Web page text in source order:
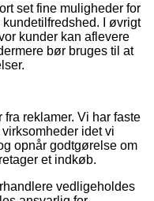
set fine muligheder for
I øvrigt
kunder kan aflevere
bør bruges til at
reklamer. Vi har faste
idet vi
opnår godtgørelse om
et indkøb.
vedligeholdes